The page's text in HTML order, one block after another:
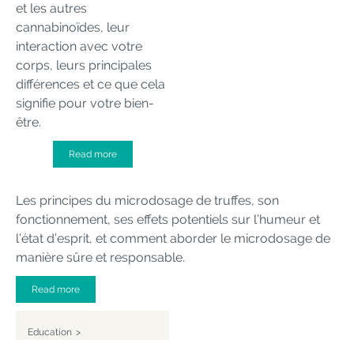
et les autres
cannabinoïdes, leur
interaction avec votre
corps, leurs principales
différences et ce que cela
signifie pour votre bien-
être.
Read more
Les principes du microdosage de truffes, son
fonctionnement, ses effets potentiels sur l’humeur et
l’état d’esprit, et comment aborder le microdosage de
manière sûre et responsable.
Read more
Education